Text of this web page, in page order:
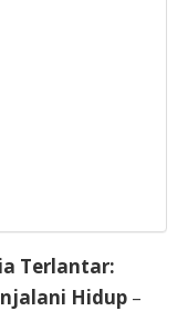
Terlantar:
Hidup –